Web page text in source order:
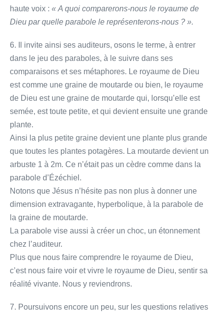
haute voix : « A quoi comparerons-nous le royaume de
Dieu par quelle parabole le représenterons-nous ? ».
6. Il invite ainsi ses auditeurs, osons le terme, à entrer
dans le jeu des paraboles, à le suivre dans ses
comparaisons et ses métaphores. Le royaume de Dieu
est comme une graine de moutarde ou bien, le royaume
de Dieu est une graine de moutarde qui, lorsqu’elle est
semée, est toute petite, et qui devient ensuite une grande
plante.
Ainsi la plus petite graine devient une plante plus grande
que toutes les plantes potagères. La moutarde devient un
arbuste 1 à 2m. Ce n’était pas un cèdre comme dans la
parabole d’Ézéchiel.
Notons que Jésus n’hésite pas non plus à donner une
dimension extravagante, hyperbolique, à la parabole de
la graine de moutarde.
La parabole vise aussi à créer un choc, un étonnement
chez l’auditeur.
Plus que nous faire comprendre le royaume de Dieu,
c’est nous faire voir et vivre le royaume de Dieu, sentir sa
réalité vivante. Nous y reviendrons.
7. Poursuivons encore un peu, sur les questions relatives